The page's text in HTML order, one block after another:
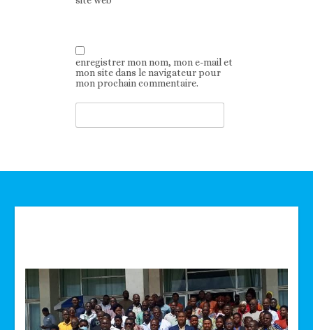
enregistrer mon nom, mon e-mail et
mon site dans le navigateur pour
mon prochain commentaire.